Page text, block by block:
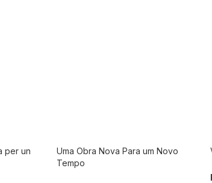
per un
Uma Obra Nova Para um Novo
Tempo